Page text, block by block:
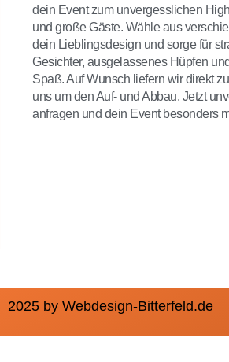
dein Event zum unvergesslichen
und große Gäste. Wähle aus
dein Lieblingsdesign und sorge für
Gesichter, ausgelassenes Hüpfen
Spaß. Auf Wunsch liefern wir direkt
uns um den Auf- und Abbau. Jetzt
anfragen und dein Event besonders
2025 by Webdesign-Bitterfeld.de